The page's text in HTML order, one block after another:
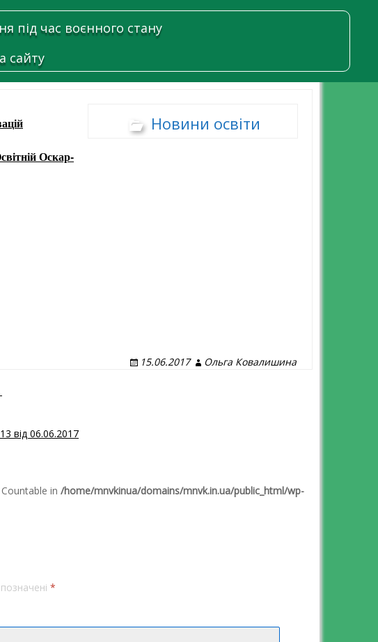
під час воєнного стану
сайту
Новини освіти
Оскар-
15.06.2017
Ольга Ковалишина
від 06.06.2017
in /home/mnvkinua/domains/mnvk.in.ua/public_html/wp-
*